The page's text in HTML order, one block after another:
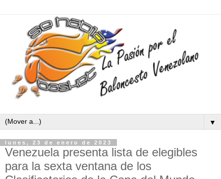
▼
lunes, 23 de enero de 2023
Venezuela presenta lista de elegibles
para la sexta ventana de los